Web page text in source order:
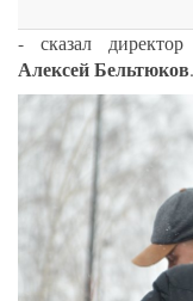
- сказал
Алексей Бельтюков.